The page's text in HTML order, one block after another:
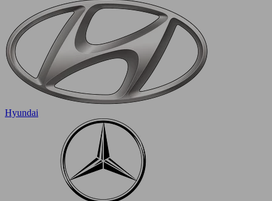
Hyundai